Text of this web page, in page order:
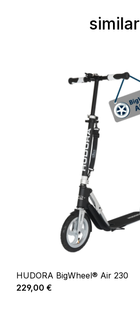
Ignorer la galerie de produits
similar
HUDORA BigWheel® Air 230
Prix régulier :
229,00 €